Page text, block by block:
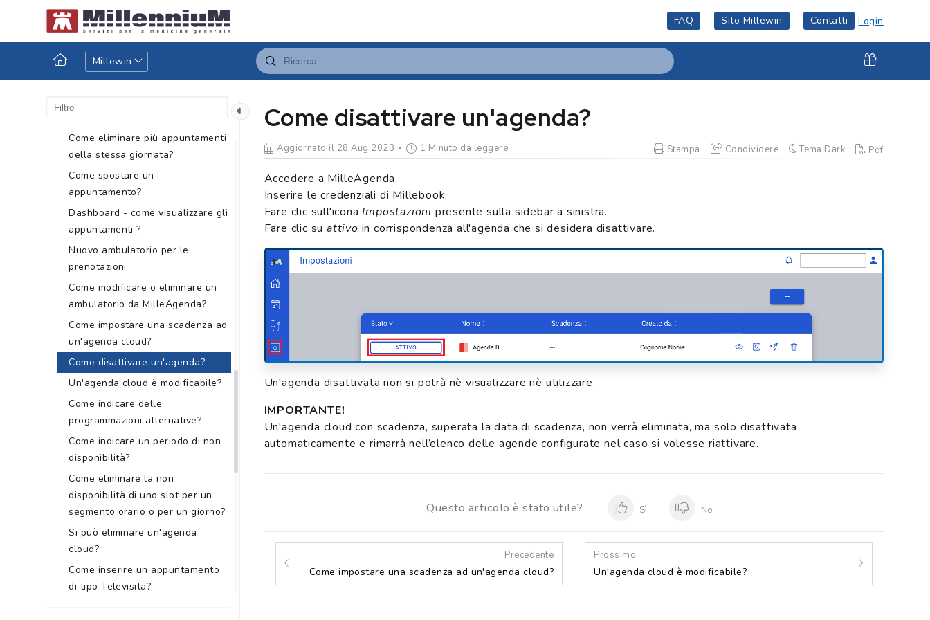
FAQ Sito Millewin Contatti Login
Millewin
Come cambiare rapidamente il
periodo visualizzato
Come visualizzare i dettagli di
una prenotazione da browser?
Come eliminare più appuntamenti
della stessa giornata?
Come spostare un
appuntamento?
Dashboard - come visualizzare gli
appuntamenti ?
Nuovo ambulatorio per le
prenotazioni
Come modificare o eliminare un
ambulatorio da MilleAgenda?
Come impostare una scadenza ad
un'agenda cloud?
Come disattivare un'agenda?
Un'agenda cloud è modificabile?
Come indicare delle
programmazioni alternative?
Come indicare un periodo di non
disponibilità?
Come eliminare la non
disponibilità di uno slot per un
segmento orario o per un giorno?
Si può eliminare un'agenda
cloud?
Come inserire un appuntamento
di tipo Televisita?
Come disattivare un'agenda?
Aggiornato il 28 Aug 2023 1 Minuto da leggere Stampa Condividere Tema Dark Pdf
Accedere a MilleAgenda.
Inserire le credenziali di Millebook.
Fare clic sull'icona Impostazioni presente sulla sidebar a sinistra.
Fare clic su attivo in corrispondenza all'agenda che si desidera disattivare.
Un'agenda disattivata non si potrà nè visualizzare nè utilizzare.
IMPORTANTE!
Un'agenda cloud con scadenza, superata la data di scadenza, non verrà eliminata, ma solo disattivata
automaticamente e rimarrà nell’elenco delle agende configurate nel caso si volesse riattivare.
Questo articolo è stato utile? Sì No
Precedente
Come impostare una scadenza ad un'agenda cloud?
Prossimo
Un'agenda cloud è modificabile?